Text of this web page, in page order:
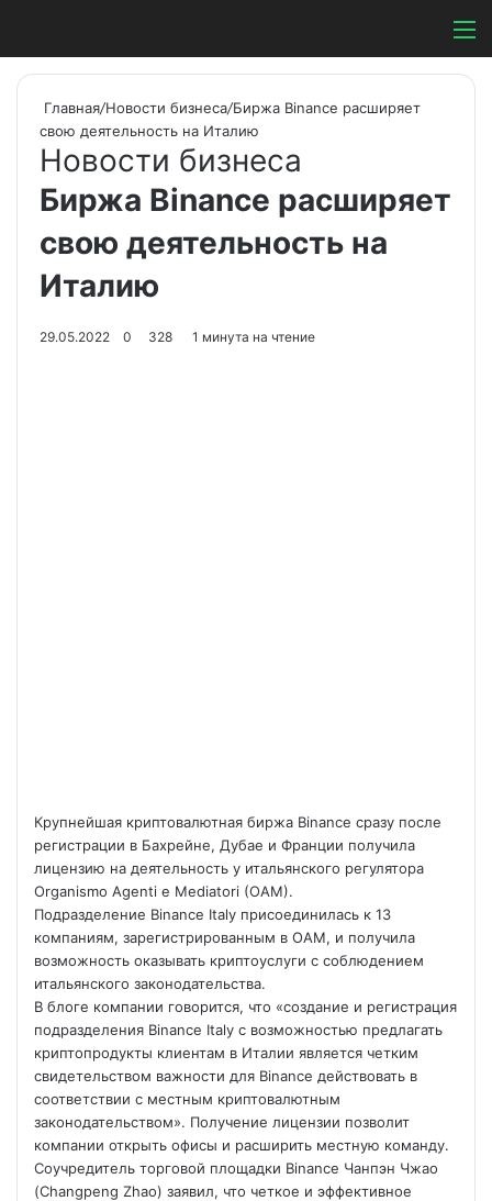
Switch skin
Главная/Новости бизнеса/Биржа Binance расширяет
свою деятельность на Италию
Новости бизнеса
Биржа Binance расширяет
свою деятельность на
Италию
29.05.2022 0 328 1 минута на чтение
Крупнейшая криптовалютная биржа Binance сразу после
регистрации в Бахрейне, Дубае и Франции получила
лицензию на деятельность у итальянского регулятора
Organismo Agenti e Mediatori (OAM).
Подразделение Binance Italy присоединилась к 13
компаниям, зарегистрированным в OAM, и получила
возможность оказывать криптоуслуги с соблюдением
итальянского законодательства.
В блоге компании говорится, что «создание и регистрация
подразделения Binance Italy с возможностью предлагать
криптопродукты клиентам в Италии является четким
свидетельством важности для Binance действовать в
соответствии с местным криптовалютным
законодательством». Получение лицензии позволит
компании открыть офисы и расширить местную команду.
Соучредитель торговой площадки Binance Чанпэн Чжао
(Changpeng Zhao) заявил, что четкое и эффективное